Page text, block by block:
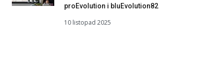
proEvolution i bluEvolution82
10 listopad 2025